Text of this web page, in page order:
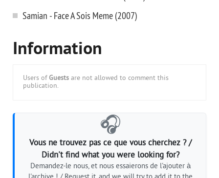
Samian - Face A Sois Meme (2007)
Information
Users of Guests are not allowed to comment this
publication.
🎧
Vous ne trouvez pas ce que vous cherchez ? /
Didn't find what you were looking for?
Demandez-le nous, et nous essaierons de l'ajouter à